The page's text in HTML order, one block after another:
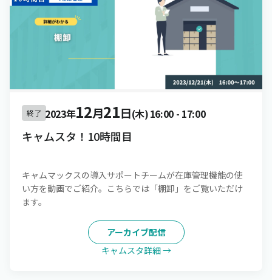
終了 2023年12月21日(木)16:00- 17:00
キャムスタ！10時間目
キャムマックスの導入サポートチームが在庫管理機能の使
い方を動画でご紹介。こちらでは「棚卸」をご覧いただけ
ます。
アーカイブ配信
キャムスタ詳細 →